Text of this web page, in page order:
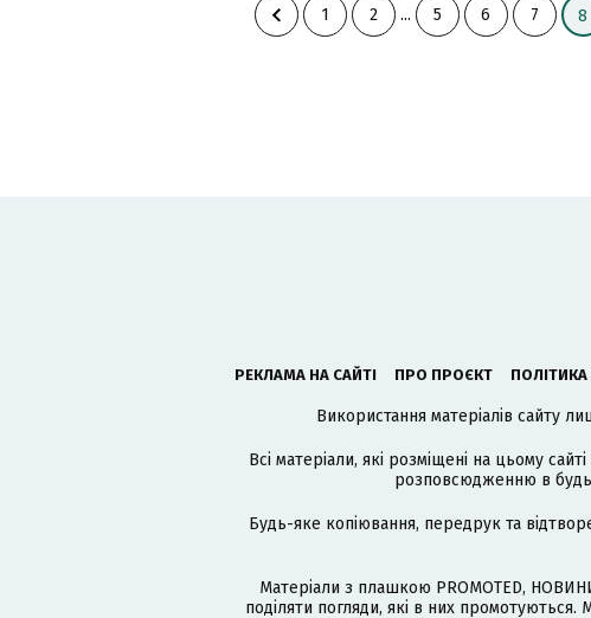
1 2 ... 5 6 7 8
РЕКЛАМА НА САЙТІ ПРО ПРОЄКТ
Використання матеріалів сайту
Всі матеріали, які розміщені на цьому
розповсюдженню в
Будь-яке копіювання, передрук та
Матеріали з плашкою PROMOTED,
поділяти погляди, які в них